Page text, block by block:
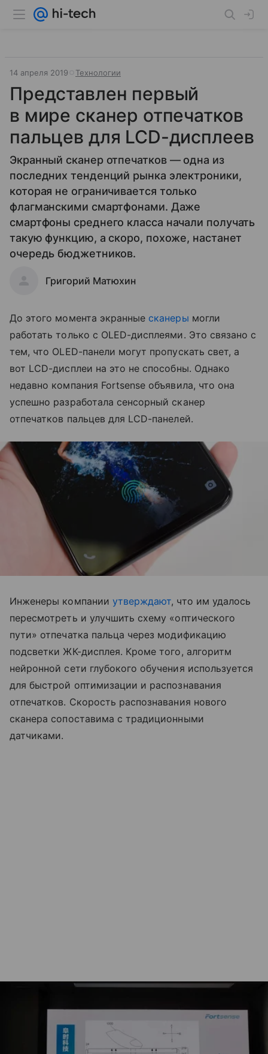
14 апреля 2019 Технологии
Представлен первый
в мире сканер отпечатков
пальцев для LCD-дисплеев
Экранный сканер отпечатков — одна из
последних тенденций рынка электроники,
которая не ограничивается только
флагманскими смартфонами. Даже
смартфоны среднего класса начали получать
такую функцию, а скоро, похоже, настанет
очередь бюджетников.
Григорий Матюхин
До этого момента экранные сканеры могли
работать только с OLED-дисплеями. Это связано с
тем, что OLED-панели могут пропускать свет, а
вот LCD-дисплеи на это не способны. Однако
недавно компания Fortsense объявила, что она
успешно разработала сенсорный сканер
отпечатков пальцев для LCD-панелей.
Инженеры компании утверждают, что им удалось
пересмотреть и улучшить схему «оптического
пути» отпечатка пальца через модификацию
подсветки ЖК-дисплея. Кроме того, алгоритм
нейронной сети глубокого обучения используется
для быстрой оптимизации и распознавания
отпечатков. Скорость распознавания нового
сканера сопоставима с традиционными
датчиками.